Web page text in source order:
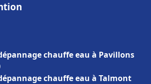
chauffe eau à Pavillons
chauffe eau à Talmont